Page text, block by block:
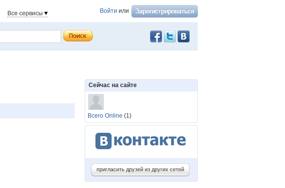
Войти или
Все сервисы
Сейчас на сайте
Всего Online (1)
пригласить друзей из других сетей